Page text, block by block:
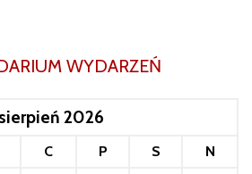
WYDARZEŃ
sierpień 2026
C P S
N